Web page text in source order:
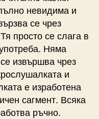
невидима и
се чрез
просто се слага в
Няма
извършва чрез
и
е изработена
сагмент. Всяка
ръчно.